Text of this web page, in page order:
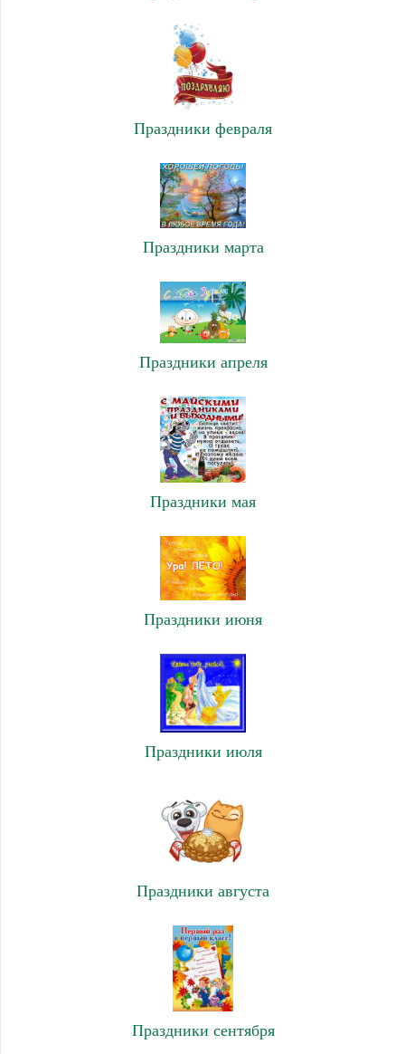
Праздники февраля
Праздники марта
Праздники апреля
Праздники мая
Праздники июня
Праздники июля
Праздники августа
Праздники сентября